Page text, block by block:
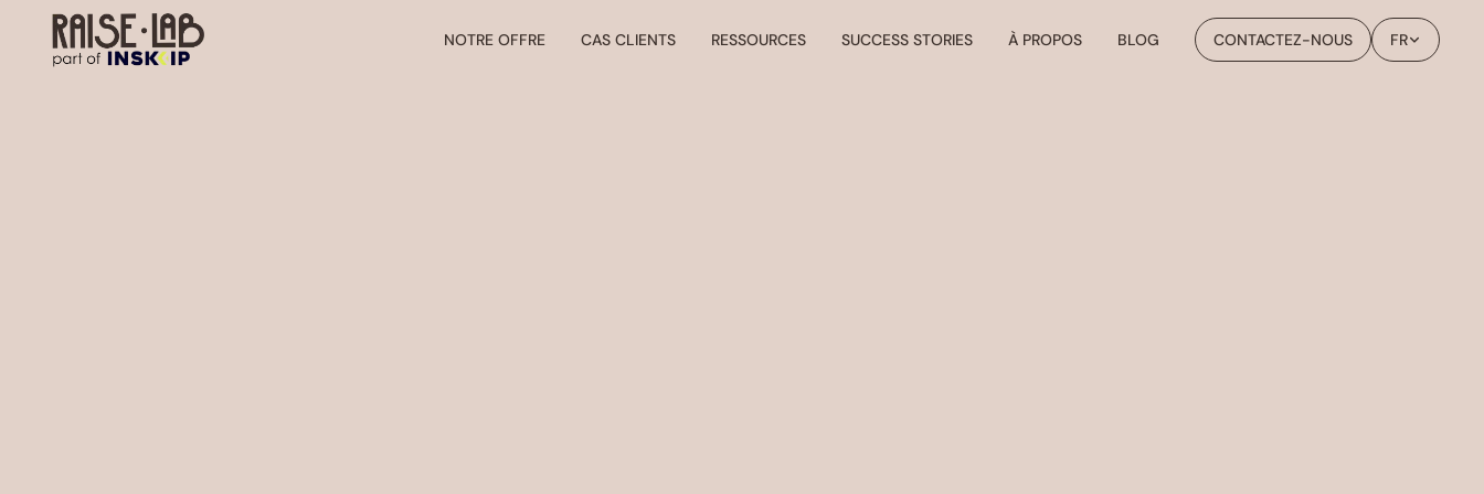
NOTRE OFFRE CAS CLIENTS RESSOURCES SUCCESS STORIES À PROPOS BLOG CONTACTEZ-NOUS FR